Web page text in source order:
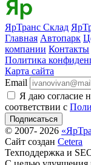
ЯрТранс Склад
Главная Автопарк
компании Контакты
Политика
Карта сайта
Email
Я даю согласие
соответствии с
Подписаться
© 2007- 2026
Сайт создан Cetera
Техподдержка и